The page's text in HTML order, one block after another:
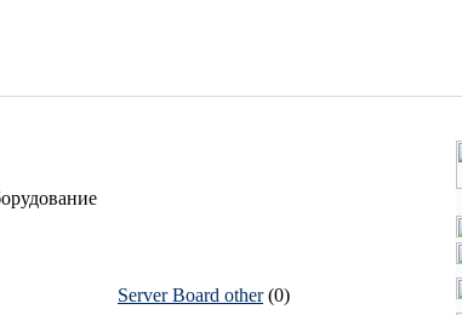
Server Board other(0)